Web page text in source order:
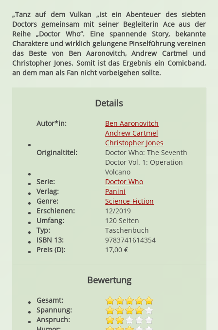
„Tanz auf dem Vulkan „ist ein Abenteuer des siebten
Doctors gemeinsam mit seiner Begleiterin Ace aus der
Reihe „Doctor Who“. Eine spannende Story, bekannte
Charaktere und wirklich gelungene Pinselführung vereinen
das Beste von Ben Aaronovitch, Andrew Cartmel und
Christopher Jones. Somit ist das Ergebnis ein Comicband,
an dem man als Fan nicht vorbeigehen sollte.
Details
Autor*in:
Ben Aaronovitch
Andrew Cartmel
Christopher Jones
Originaltitel:
Doctor Who: The Seventh
Doctor Vol. 1: Operation
Volcano
Serie:
Doctor Who
Verlag:
Panini
Genre:
Science-Fiction
Erschienen:
12/2019
Umfang:
120 Seiten
Typ:
Taschenbuch
ISBN 13:
9783741614354
Preis (D):
17,00 €
Bewertung
Gesamt:
Spannung:
Anspruch: